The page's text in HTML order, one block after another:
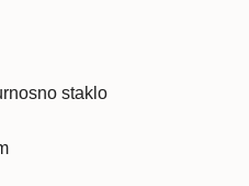
staklo